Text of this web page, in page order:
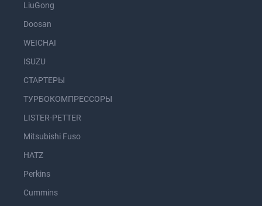
LiuGong
Doosan
WEICHAI
ISUZU
СТАРТЕРЫ
ТУРБОКОМПРЕССОРЫ
LISTER-PETTER
Mitsubishi Fuso
HATZ
Perkins
Cummins